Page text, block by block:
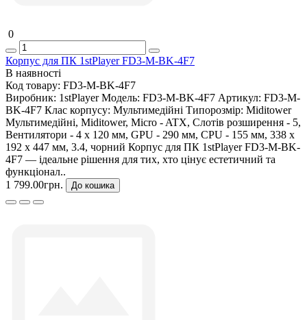
0
Корпус для ПК 1stPlayer FD3-M-BK-4F7
В наявності
Код товару: FD3-M-BK-4F7
Виробник: 1stPlayer Модель: FD3-M-BK-4F7 Артикул: FD3-M-
BK-4F7 Клас корпусу: Мультимедійні Типорозмір: Miditower
Мультимедійні, Miditower, Micro - ATX, Слотів розширення - 5,
Вентилятори - 4 х 120 мм, GPU - 290 мм, CPU - 155 мм, 338 x
192 x 447 мм, 3.4, чорний Корпус для ПК 1stPlayer FD3-M-BK-
4F7 — ідеальне рішення для тих, хто цінує естетичний та
функціонал..
1 799.00грн.
До кошика